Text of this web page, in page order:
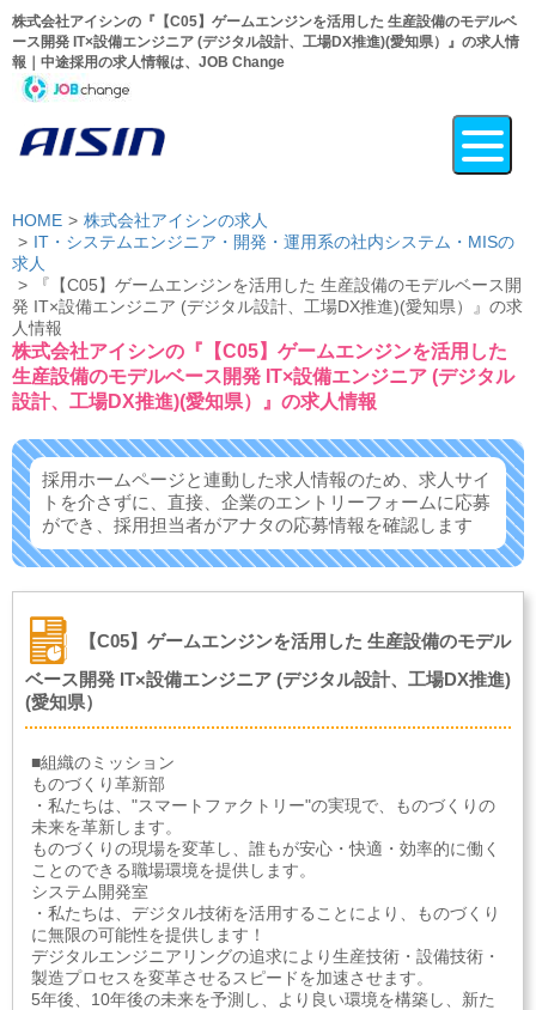
株式会社アイシンの『【C05】ゲームエンジンを活用した 生産設備のモデルベ
ース開発 IT×設備エンジニア (デジタル設計、工場DX推進)(愛知県）』の求人情
報｜中途採用の求人情報は、JOB Change
HOME
株式会社アイシンの求人
IT・システムエンジニア・開発・運用系の社内システム・MISの
求人
『【C05】ゲームエンジンを活用した 生産設備のモデルベース開
発 IT×設備エンジニア (デジタル設計、工場DX推進)(愛知県）』の求
人情報
株式会社アイシンの『【C05】ゲームエンジンを活用した
生産設備のモデルベース開発 IT×設備エンジニア (デジタル
設計、工場DX推進)(愛知県）』の求人情報
採用ホームページと連動した求人情報のため、求人サイ
トを介さずに、 直接、企業のエントリーフォームに応募
ができ、 採用担当者がアナタの応募情報を確認します
【C05】ゲームエンジンを活用した 生産設備のモデル
ベース開発 IT×設備エンジニア (デジタル設計、工場DX推進)
(愛知県）
■組織のミッション
ものづくり革新部
・私たちは、"スマートファクトリー"の実現で、ものづくりの
未来を革新します。
ものづくりの現場を変革し、誰もが安心・快適・効率的に働く
ことのできる職場環境を提供します。
システム開発室
・私たちは、デジタル技術を活用することにより、ものづくり
に無限の可能性を提供します！
デジタルエンジニアリングの追求により生産技術・設備技術・
製造プロセスを変革させるスピードを加速させます。
5年後、10年後の未来を予測し、より良い環境を構築し、新た